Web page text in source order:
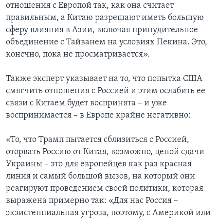
отношения с Европой так, как она считает
правильным, а Китаю разрешают иметь большую
сферу влияния в Азии, включая принудительное
объединение с Тайванем на условиях Пекина. Это,
конечно, пока не просматривается».
Также эксперт указывает на то, что попытка США
смягчить отношения с Россией и этим ослабить ее
связи с Китаем будет воспринята – и уже
воспринимается – в Европе крайне негативно:
«То, что Трамп пытается сблизиться с Россией,
оторвать Россию от Китая, возможно, ценой сдачи
Украины – это для европейцев как раз красная
линия и самый большой вызов, на который они
реагируют проведением своей политики, которая
выражена примерно так: «Для нас Россия –
экзистенциальная угроза, поэтому, с Америкой или